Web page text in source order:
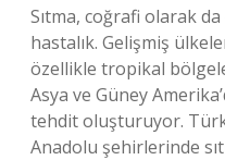
Sıtma, coğrafi olarak
hastalık. Gelişmiş
özellikle tropikal
Asya ve Güney
tehdit oluşturuyor.
Anadolu şehirlerinde